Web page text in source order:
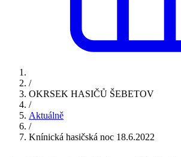
/
OKRSEK HASIČŮ ŠEBETOV
/
Aktuálně
/
Knínická hasičská noc 18.6.2022